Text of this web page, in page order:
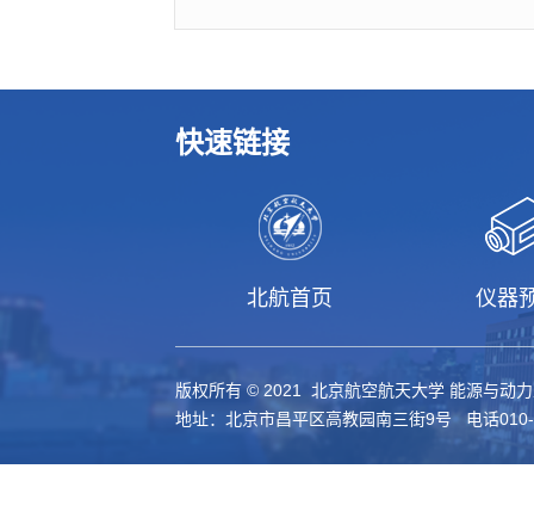
快速链接
北航首页 仪器
版权所有 © 2021 北京航空航天大学 能源与动
地址：北京市昌平区高教园南三街9号 电话